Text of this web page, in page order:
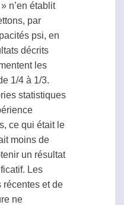
n’en établit
par
psi, en
décrits
les
1/4 à 1/3.
statistiques
ce qui était le
moins de
un résultat
Les
et de
ne